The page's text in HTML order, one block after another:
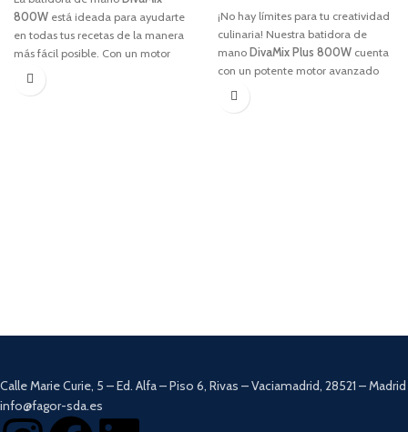
800W está ideada para ayudarte
en todas tus recetas de la manera
más fácil posible. Con un motor
potente y un regulador de
velocidad continuo te permite
para lavavajillas.
Descargar Manual
¡No hay límites para tu creatividad
culinaria! Nuestra batidora de
mano DivaMix Plus 800W cuenta
con un potente motor avanzado
que te brinda un rendimiento
excepcional y resultados óptimos
Vaso medidor de 700ml.
Calle Marie Curie, 5 – Ed. Alfa – Piso 6, Rivas – Vaciamadrid, 28521 – Madrid
info@fagor-sda.es